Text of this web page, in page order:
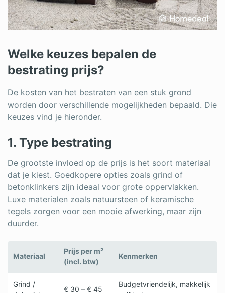
Welke keuzes bepalen de
bestrating prijs?
De kosten van het bestraten van een stuk grond
worden door verschillende mogelijkheden bepaald. Die
keuzes vind je hieronder.
1. Type bestrating
De grootste invloed op de prijs is het soort materiaal
dat je kiest. Goedkopere opties zoals grind of
betonklinkers zijn ideaal voor grote oppervlakken.
Luxe materialen zoals natuursteen of keramische
tegels zorgen voor een mooie afwerking, maar zijn
duurder.
Materiaal
Prijs per m²
(incl. btw)
Kenmerken
Grind /
€ 30 – € 45
Budgetvriendelijk, makkelijk